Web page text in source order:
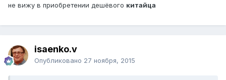
не вижу в приобретении дешёвого китайца
isaenko.v
Опубликовано 27 ноября, 2015